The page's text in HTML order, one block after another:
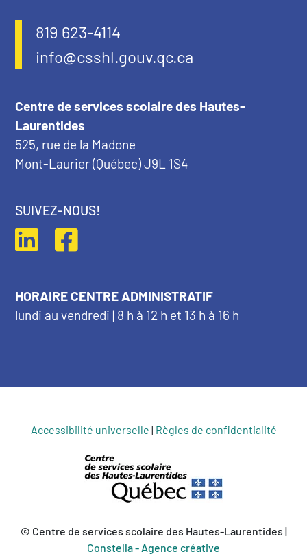
819 623-4114
info@csshl.gouv.qc.ca
Centre de services scolaire des Hautes-
Laurentides
525, rue de la Madone
Mont-Laurier (Québec) J9L 1S4
SUIVEZ-NOUS!
HORAIRE CENTRE ADMINISTRATIF
lundi au vendredi | 8 h à 12 h et 13 h à 16 h
Accessibilité universelle | Règles de confidentialité
© Centre de services scolaire des Hautes-Laurentides |
Constella - Agence créative